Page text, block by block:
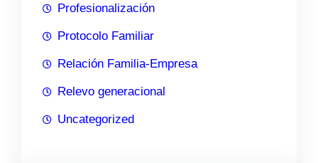
Profesionalización
Protocolo Familiar
Relación Familia-Empresa
Relevo generacional
Uncategorized